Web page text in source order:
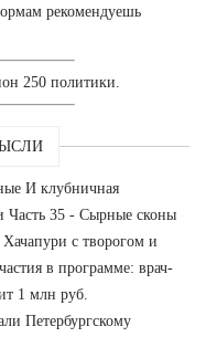
рекомендуешь
250 политики.
И клубничная
Часть 35 - Сырные сконы
с творогом и
в программе: врач-
1 млн руб.
Петербургскому